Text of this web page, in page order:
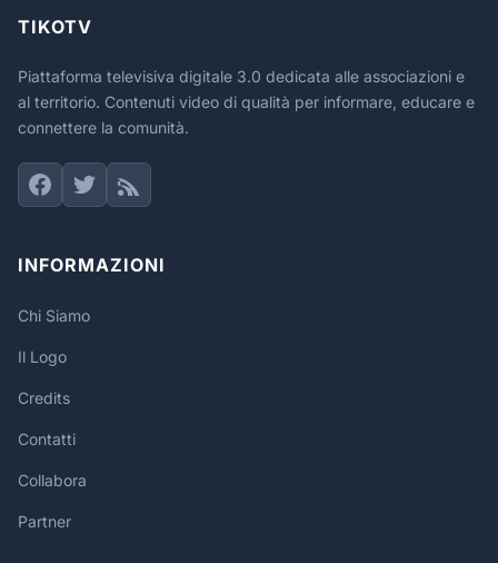
TIKOTV
Piattaforma televisiva digitale 3.0 dedicata alle associazioni e
al territorio. Contenuti video di qualità per informare, educare e
connettere la comunità.
INFORMAZIONI
Chi Siamo
Il Logo
Credits
Contatti
Collabora
Partner